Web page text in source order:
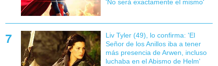
'No será exactamente el mismo'
Liv Tyler (49), lo confirma: 'El
Señor de los Anillos iba a tener
más presencia de Arwen, incluso
luchaba en el Abismo de Helm'